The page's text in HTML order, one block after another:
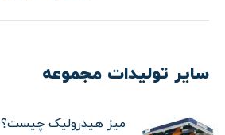
سایر تولیدات مجموعه
میز هیدرولیک چیست؟